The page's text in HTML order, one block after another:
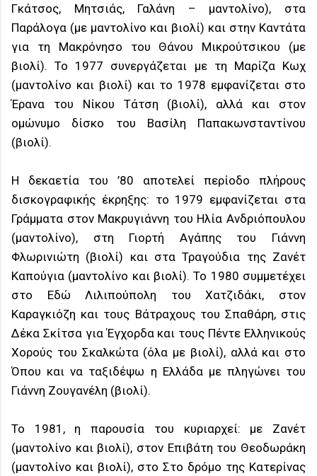
Γκάτσος, Μητσιάς, Γαλάνη – μαντολίνο), στα
Παράλογα (με μαντολίνο και βιολί) και στην Καντάτα
για τη Μακρόνησο του Θάνου Μικρούτσικου (με
βιολί). Το 1977 συνεργάζεται με τη Μαρίζα Κωχ
(μαντολίνο και βιολί) και το 1978 εμφανίζεται στο
Έρανα του Νίκου Τάτση (βιολί), αλλά και στον
ομώνυμο δίσκο του Βασίλη Παπακωνσταντίνου
(βιολί).
Η δεκαετία του ’80 αποτελεί περίοδο πλήρους
δισκογραφικής έκρηξης: το 1979 εμφανίζεται στα
Γράμματα στον Μακρυγιάννη του Ηλία Ανδριόπουλου
(μαντολίνο), στη Γιορτή Αγάπης του Γιάννη
Φλωρινιώτη (βιολί) και στα Τραγούδια της Ζανέτ
Καπούγια (μαντολίνο και βιολί). Το 1980 συμμετέχει
στο Εδώ Λιλιπούπολη του Χατζιδάκι, στον
Καραγκιόζη και τους Βάτραχους του Σπαθάρη, στις
Δέκα Σκίτσα για Έγχορδα και τους Πέντε Ελληνικούς
Χορούς του Σκαλκώτα (όλα με βιολί), αλλά και στο
Όπου και να ταξιδέψω η Ελλάδα με πληγώνει του
Γιάννη Ζουγανέλη (βιολί).
Το 1981, η παρουσία του κυριαρχεί: με Ζανέτ
(μαντολίνο και βιολί), στον Επιβάτη του Θεοδωράκη
(μαντολίνο και βιολί), στο Στο δρόμο της Κατερίνας